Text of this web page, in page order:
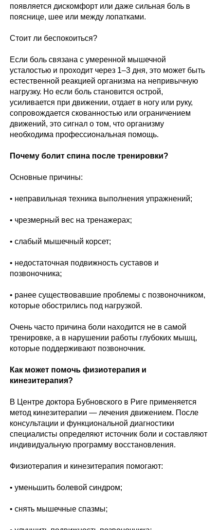
появляется дискомфорт или даже сильная боль в
пояснице, шее или между лопатками.
Стоит ли беспокоиться?
Если боль связана с умеренной мышечной
усталостью и проходит через 1–3 дня, это может быть
естественной реакцией организма на непривычную
нагрузку. Но если боль становится острой,
усиливается при движении, отдает в ногу или руку,
сопровождается скованностью или ограничением
движений, это сигнал о том, что организму
необходима профессиональная помощь.
Почему болит спина после тренировки?
Основные причины:
• неправильная техника выполнения упражнений;
• чрезмерный вес на тренажерах;
• слабый мышечный корсет;
• недостаточная подвижность суставов и
позвоночника;
• ранее существовавшие проблемы с позвоночником,
которые обострились под нагрузкой.
Очень часто причина боли находится не в самой
тренировке, а в нарушении работы глубоких мышц,
которые поддерживают позвоночник.
Как может помочь физиотерапия и
кинезитерапия?
В Центре доктора Бубновского в Риге применяется
метод кинезитерапии — лечения движением. После
консультации и функциональной диагностики
специалисты определяют источник боли и составляют
индивидуальную программу восстановления.
Физиотерапия и кинезитерапия помогают:
• уменьшить болевой синдром;
• снять мышечные спазмы;